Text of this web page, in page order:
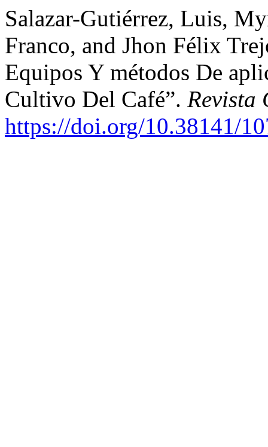
Salazar-Gutiérrez, Luis,
Franco, and Jhon Félix
Equipos Y métodos De
Cultivo Del Café”. Revista
https://doi.org/10.38141/